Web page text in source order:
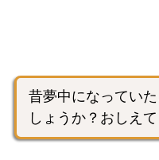
昔夢中になってい
しょうか？おしえて